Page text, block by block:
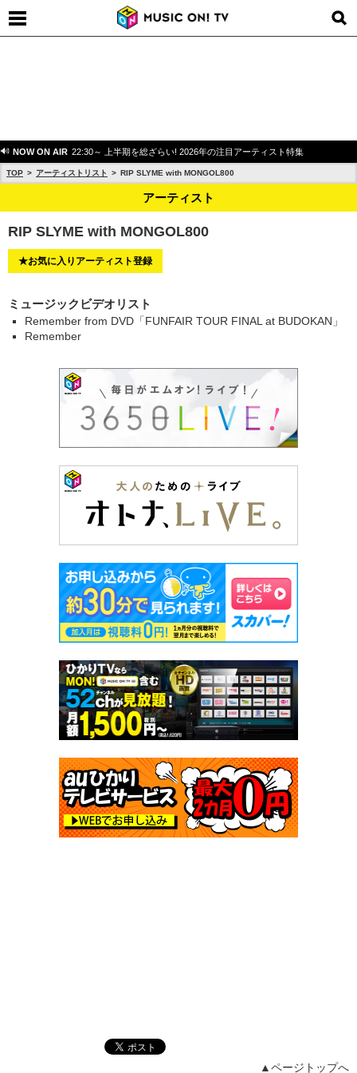
NOW ON AIR 22:30～ 上半期を総ざらい! 2026年の注目アーティスト特集
TOP アーティストリスト RIP SLYME with MONGOL800
アーティスト
RIP SLYME with MONGOL800
★お気に入りアーティスト登録
ミュージックビデオリスト
Remember from DVD「FUNFAIR TOUR FINAL at BUDOKAN」
Remember
▲ページトップへ